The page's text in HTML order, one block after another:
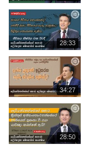
생
시
간
재
생
간
28:33
재
생
시
간
34:27
재
생
28:50